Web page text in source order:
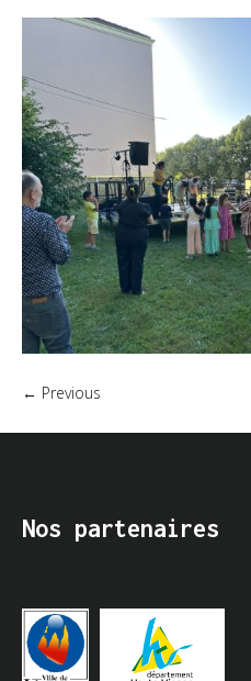
← Previous
Nos partenaires